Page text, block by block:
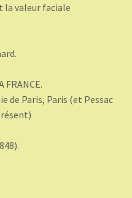
la valeur faciale
FRANCE.
de Paris, Paris (et Pessac